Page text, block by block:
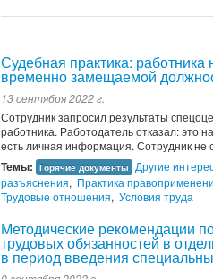
Судебная практика:
временно замещаемой
13 сентября 2022 г.
Сотрудник запросил результаты
работника. Работодатель отказал: это
есть личная информация. Сотрудник не
Темы: Горячие документы Другие
разъяснения, Практика
Трудовые отношения, Условия труда
Методические рекомендации
трудовых обязанностей в
в период введения